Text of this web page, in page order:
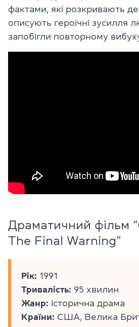
фактами, які розкривають
описують героїчні зусилля
запобігли повторному
Драматичний фільм
The Final Warning”
Рік: 1991
Тривалість: 95 хвилин
Жанр: історична драма
Країни: США, Велика